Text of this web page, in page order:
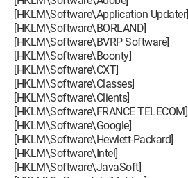
[HKLM\Software\Application Updater]
[HKLM\Software\BORLAND]
[HKLM\Software\BVRP Software]
[HKLM\Software\Boonty]
[HKLM\Software\CXT]
[HKLM\Software\Classes]
[HKLM\Software\Clients]
[HKLM\Software\FRANCE TELECOM]
[HKLM\Software\Google]
[HKLM\Software\Hewlett-Packard]
[HKLM\Software\Intel]
[HKLM\Software\JavaSoft]